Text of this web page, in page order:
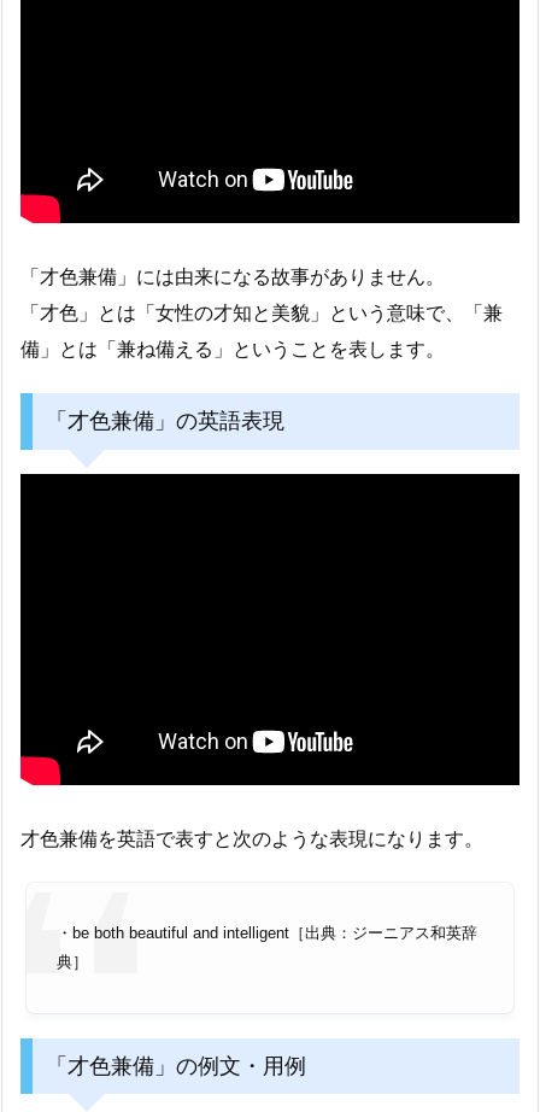
「才色兼備」には由来になる故事がありません。
「才色」とは「女性の才知と美貌」という意味で、「兼
備」とは「兼ね備える」ということを表します。
「才色兼備」の英語表現
才色兼備を英語で表すと次のような表現になります。
・be both beautiful and intelligent［出典：ジーニアス和英辞
典］
「才色兼備」の例文・用例